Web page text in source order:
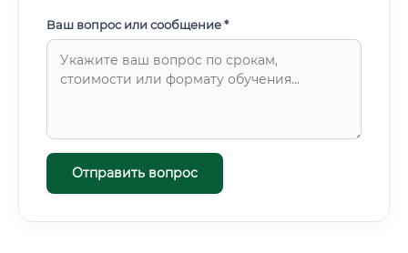
Ваш вопрос или сообщение *
Отправить вопрос